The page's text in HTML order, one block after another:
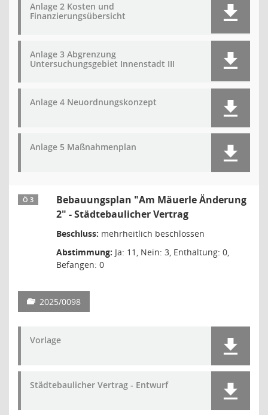
Anlage 2 Kosten und
Finanzierungsübersicht
Anlage 3 Abgrenzung
Untersuchungsgebiet Innenstadt III
Anlage 4 Neuordnungskonzept
Anlage 5 Maßnahmenplan
Ö 3
Bebauungsplan "Am Mäuerle Änderung
2" - Städtebaulicher Vertrag
Beschluss: mehrheitlich beschlossen
Abstimmung: Ja: 11, Nein: 3, Enthaltung: 0,
Befangen: 0
2025/0098
Vorlage
Städtebaulicher Vertrag - Entwurf